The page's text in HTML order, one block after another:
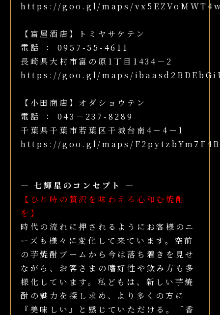
https://goo.gl/maps/
【富屋酒店】トミヤサケテン
電話 ： 0957-55-4611
長崎県大村市富の原1丁目1434－2
https://goo.gl/maps/
【小田商店】オダショウテン
電話 ： 043－237-8289
千葉県千葉市若葉区千城台南4－4－1
https://goo.gl/maps/
― 七輝星のコンセプト ―
【ひと時の贅沢を味わえる心和む焼酎
を】
時代の流れに押されるようにお客様のニ
ーズも様々に変化して来ています。空前
の芋焼酎ブームから今は落ち着きを見せ
ながら、お客さまの嗜好性や飲み方も多
様化しています。私どもは、新しい芋焼
酎の魅力を探し求め、より多くの方に
『美味しい』と感じていただける。「香